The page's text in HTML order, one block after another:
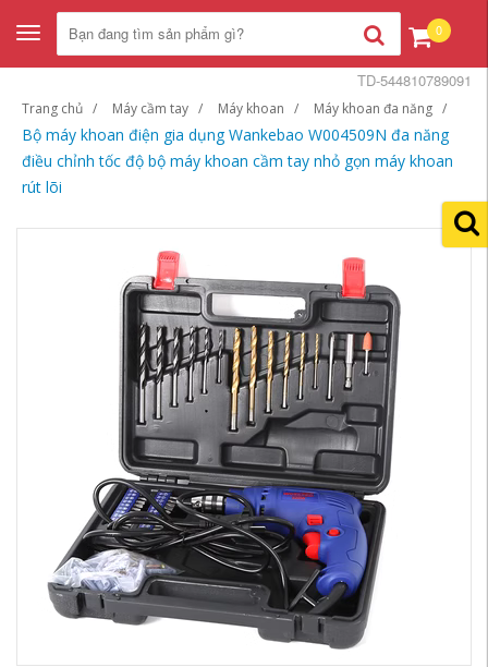
Toggle
navigation
0
Trang chủ Máy cầm tay Máy khoan Máy khoan đa năng
Bộ máy khoan điện gia dụng Wankebao W004509N đa năng
điều chỉnh tốc độ bộ máy khoan cầm tay nhỏ gọn máy khoan
rút lõi
TD-544810789091